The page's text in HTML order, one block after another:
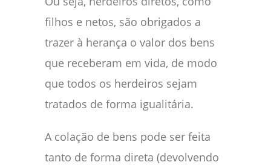
filhos e netos, são obrigados a
trazer à herança o valor dos bens
que receberam em vida, de modo
que todos os herdeiros sejam
tratados de forma igualitária.
A colação de bens pode ser feita
tanto de forma direta (devolvendo